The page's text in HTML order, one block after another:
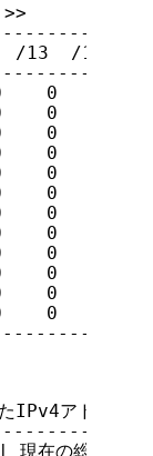
/13  /14  /
0    0    0
0    0    0
0    0    0
0    0    0
0    0    0
0    0    0
0    0    0
0    0    0
0    0    0
0    0    0
0    0    0
0    0    0
IPv4アドレス
の総量